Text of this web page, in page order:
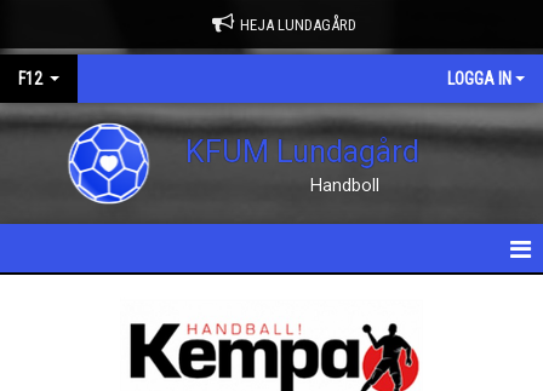
HEJA LUNDAGÅRD
F12 LOGGA IN
KFUM Lundagård
Handboll